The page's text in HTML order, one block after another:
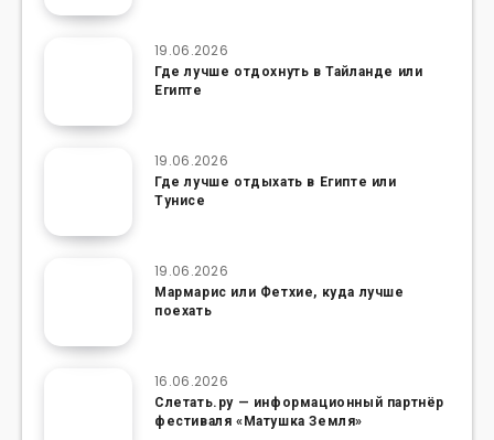
19.06.2026
Где лучше отдохнуть в Тайланде или
Египте
19.06.2026
Где лучше отдыхать в Египте или
Тунисе
19.06.2026
Мармарис или Фетхие, куда лучше
поехать
16.06.2026
Слетать.ру — информационный партнёр
фестиваля «Матушка Земля»